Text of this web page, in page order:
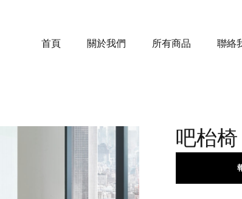
首頁 關於我們 所有商品 聯絡
吧枱椅